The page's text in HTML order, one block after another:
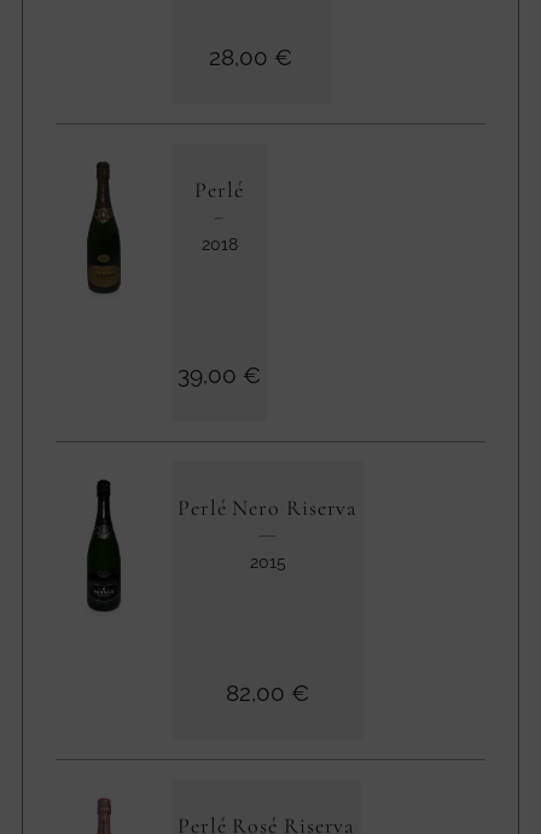
28,00 €
Perlé
2018
39,00 €
Perlé Nero Riserva
2015
82,00 €
Perlé Rosé Riserva